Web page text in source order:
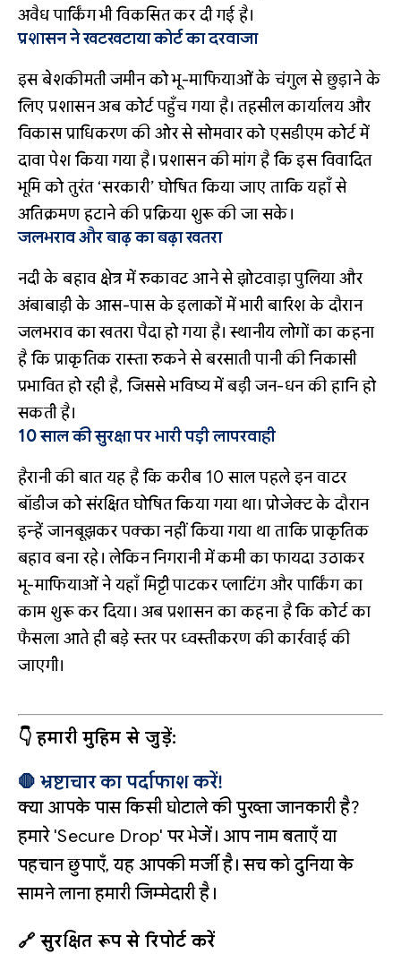
अवैध पार्किंग भी विकसित कर दी गई है।
प्रशासन ने खटखटाया कोर्ट का दरवाजा
इस बेशकीमती जमीन को भू-माफियाओं के चंगुल से छुड़ाने के
लिए प्रशासन अब कोर्ट पहुँच गया है। तहसील कार्यालय और
विकास प्राधिकरण की ओर से सोमवार को एसडीएम कोर्ट में
दावा पेश किया गया है। प्रशासन की मांग है कि इस विवादित
भूमि को तुरंत ‘सरकारी’ घोषित किया जाए ताकि यहाँ से
अतिक्रमण हटाने की प्रक्रिया शुरू की जा सके।
जलभराव और बाढ़ का बढ़ा खतरा
नदी के बहाव क्षेत्र में रुकावट आने से झोटवाड़ा पुलिया और
अंबाबाड़ी के आस-पास के इलाकों में भारी बारिश के दौरान
जलभराव का खतरा पैदा हो गया है। स्थानीय लोगों का कहना
है कि प्राकृतिक रास्ता रुकने से बरसाती पानी की निकासी
प्रभावित हो रही है, जिससे भविष्य में बड़ी जन-धन की हानि हो
सकती है।
10 साल की सुरक्षा पर भारी पड़ी लापरवाही
हैरानी की बात यह है कि करीब 10 साल पहले इन वाटर
बॉडीज को संरक्षित घोषित किया गया था। प्रोजेक्ट के दौरान
इन्हें जानबूझकर पक्का नहीं किया गया था ताकि प्राकृतिक
बहाव बना रहे। लेकिन निगरानी में कमी का फायदा उठाकर
भू-माफियाओं ने यहाँ मिट्टी पाटकर प्लाटिंग और पार्किंग का
काम शुरू कर दिया। अब प्रशासन का कहना है कि कोर्ट का
फैसला आते ही बड़े स्तर पर ध्वस्तीकरण की कार्रवाई की
जाएगी।
👇 हमारी मुहिम से जुड़ें:
🛑 भ्रष्टाचार का पर्दाफाश करें!
क्या आपके पास किसी घोटाले की पुख्ता जानकारी है?
हमारे 'Secure Drop' पर भेजें। आप नाम बताएँ या
पहचान छुपाएँ, यह आपकी मर्जी है। सच को दुनिया के
सामने लाना हमारी जिम्मेदारी है।
🔗 सुरक्षित रूप से रिपोर्ट करें